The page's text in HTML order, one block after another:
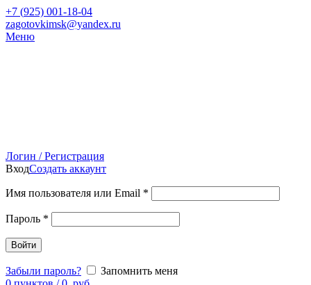
+7 (925) 001-18-04
zagotovkimsk@yandex.ru
Меню
Логин / Регистрация
ВходСоздать аккаунт
Имя пользователя или Email *
Пароль *
Войти
Забыли пароль?
Запомнить меня